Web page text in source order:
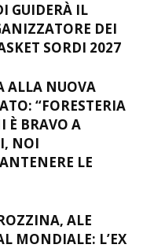
GUIDERÀ IL
DEI
SORDI 2027
ALLA NUOVA
“FORESTERIA
È BRAVO A
NOI
LE
ALE
MONDIALE: L’EX